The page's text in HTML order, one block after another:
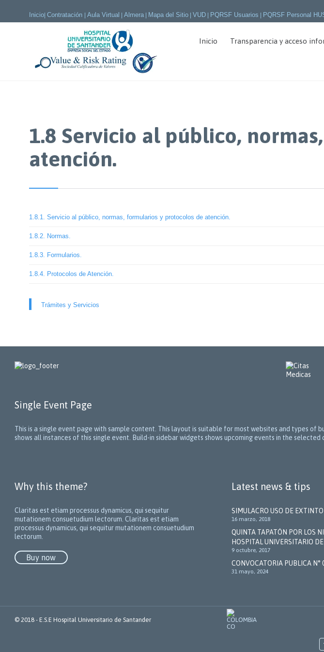
Inicio Contratación Aula Virtual Almera Mapa del Sitio VUD PQRSF Usuarios PQRSF Personal
Inicio Transparencia y acceso
1.8 Servicio al público,
atención.
1.8.1. Servicio al público, normas, formularios y protocolos de atención.
1.8.2. Normas.
1.8.3. Formularios.
1.8.4. Protocolos de Atención.
Trámites y Servicios
Single Event Page
This is a single event page with sample content. This layout is suitable for most websites and types
shows all instances of this single event. Build-in sidebar widgets shows upcoming events in the selected
Why this theme?
Claritas est etiam processus dynamicus, qui sequitur
mutationem consuetudium lectorum. Claritas est etiam
processus dynamicus, qui sequitur mutationem consuetudium
lectorum.
Buy now
Latest news & tips
SIMULACRO USO DE
16 marzo, 2018
QUINTA TAPATÓN POR LOS
HOSPITAL UNIVERSITARIO
9 octubre, 2017
CONVOCATORIA PUBLICA N°
31 mayo, 2024
© 2018 - E.S.E Hospital Universitario de Santander